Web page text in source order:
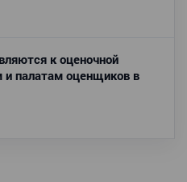
к оценочной
и палатам оценщиков в